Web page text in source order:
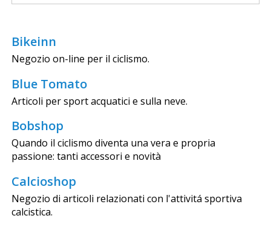
Bikeinn
Negozio on-line per il ciclismo.
Blue Tomato
Articoli per sport acquatici e sulla neve.
Bobshop
Quando il ciclismo diventa una vera e propria
passione: tanti accessori e novità
Calcioshop
Negozio di articoli relazionati con l'attivitá sportiva
calcistica.